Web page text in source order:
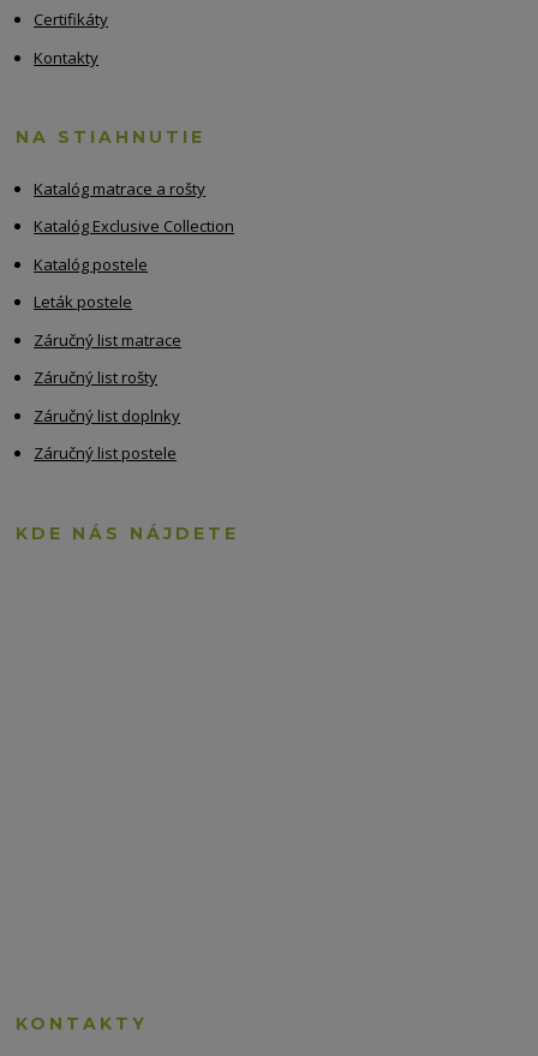
Certifikáty
Kontakty
NA STIAHNUTIE
Katalóg matrace a rošty
Katalóg Exclusive Collection
Katalóg postele
Leták postele
Záručný list matrace
Záručný list rošty
Záručný list doplnky
Záručný list postele
KDE NÁS NÁJDETE
KONTAKTY